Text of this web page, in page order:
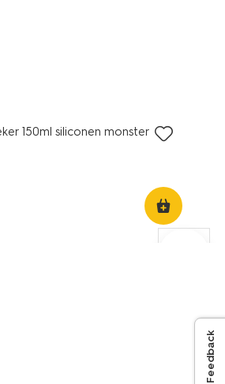
150ml siliconen monster
Feedback